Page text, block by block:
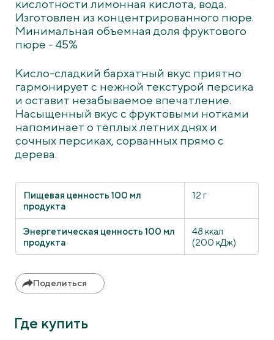
кислотности лимонная кислота, вода.
Изготовлен из концентрированного пюре.
Минимальная объемная доля фруктового
пюре - 45%
Кисло-сладкий бархатный вкус приятно
гармонирует с нежной текстурой персика
и оставит незабываемое впечатление.
Насыщенный вкус с фруктовыми нотками
напоминает о тёплых летних днях и
сочных персиках, сорванных прямо с
дерева.
Пищевая ценность 100 мл
продукта
12 г
Энергетическая ценность 100 мл
продукта
48 ккал
(200 кДж)
Поделиться
Где купить